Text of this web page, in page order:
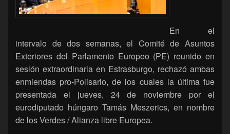
En el
intervalo de dos semanas, el Comité de Asuntos
Exteriores del Parlamento Europeo (PE) reunido en
sesión extraordinaria en Estrasburgo, rechazó ambas
enmiendas pro-Polisario, de los cuales la última fue
presentada el jueves, 24 de noviembre por el
eurodiputado húngaro Tamás Meszerics, en nombre
de los Verdes / Alianza libre Europea.